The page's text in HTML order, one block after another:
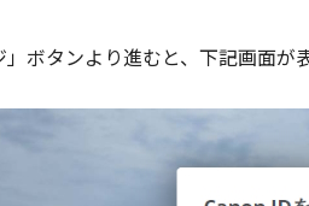
」ボタンより進むと、下記画面が